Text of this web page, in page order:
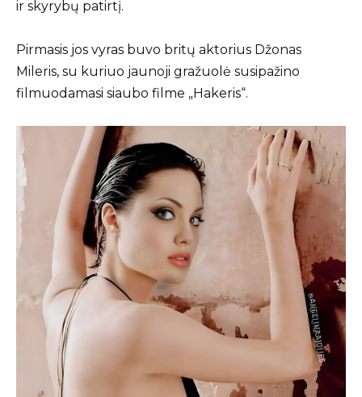
ir skyrybų patirtį.
Pirmasis jos vyras buvo britų aktorius Džonas
Mileris, su kuriuo jaunoji gražuolė susipažino
filmuodamasi siaubo filme „Hakeris“.